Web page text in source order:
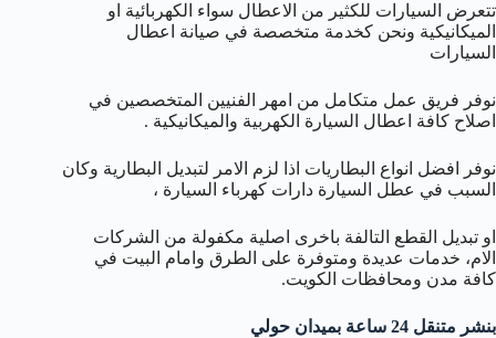
تتعرض السيارات للكثير من الاعطال سواء الكهربائية او
الميكانيكية ونحن كخدمة متخصصة في صيانة اعطال
السيارات
نوفر فريق عمل متكامل من امهر الفنيين المتخصصين في
اصلاح كافة اعطال السيارة الكهربية والميكانيكية .
نوفر افضل انواع البطاريات اذا لزم الامر لتبديل البطارية وكان
السبب في عطل السيارة دارات كهرباء السيارة ،
او تبديل القطع التالفة باخرى اصلية مكفولة من الشركات
الام، خدمات عديدة ومتوفرة على الطرق وامام البيت في
كافة مدن ومحافظات الكويت.
بنشر متنقل 24 ساعة بميدان حولي